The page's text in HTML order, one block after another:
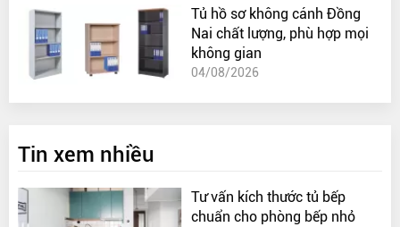
Tủ hồ sơ không cánh Đồng
Nai chất lượng, phù hợp mọi
không gian
04/08/2026
Tin xem nhiều
Tư vấn kích thước tủ bếp
chuẩn cho phòng bếp nhỏ